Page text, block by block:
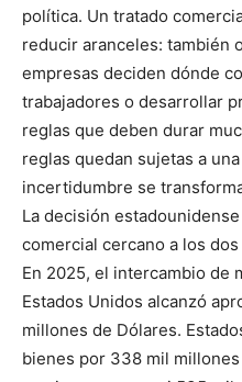
política. Un tratado
reducir aranceles: también
empresas deciden dónde
trabajadores o desarrollar
reglas que deben durar
reglas quedan sujetas a
incertidumbre se
La decisión
comercial cercano a los
En 2025, el intercambio de
Estados Unidos alcanzó
millones de Dólares.
bienes por 338 mil